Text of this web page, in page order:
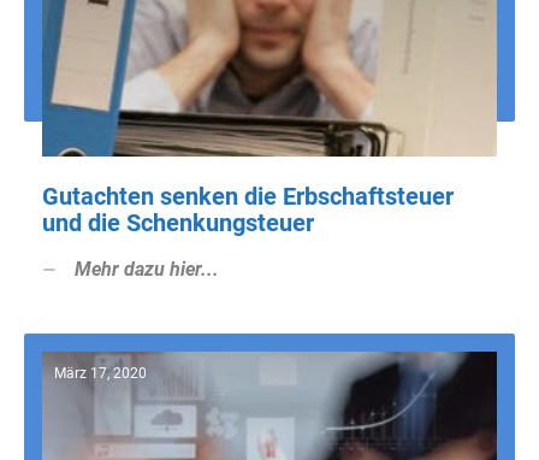
Gutachten senken die Erbschaftsteuer
und die Schenkungsteuer
Mehr dazu hier...
März 17, 2020